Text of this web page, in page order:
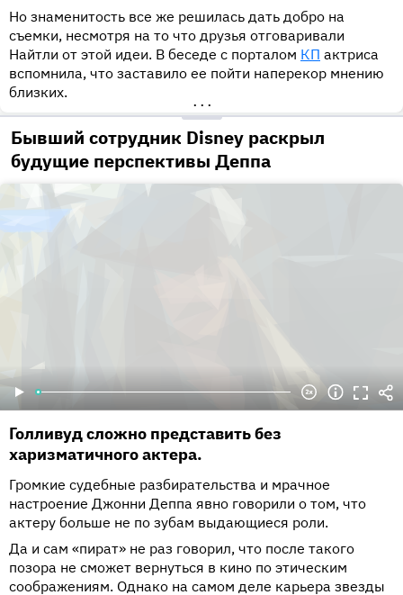
Но знаменитость все же решилась дать добро на
съемки, несмотря на то что друзья отговаривали
Найтли от этой идеи. В беседе с порталом КП актриса
вспомнила, что заставило ее пойти наперекор мнению
близких.
•••
Бывший сотрудник Disney раскрыл
будущие перспективы Деппа
Голливуд сложно представить без
харизматичного актера.
Громкие судебные разбирательства и мрачное
настроение Джонни Деппа явно говорили о том, что
актеру больше не по зубам выдающиеся роли.
Да и сам «пират» не раз говорил, что после такого
позора не сможет вернуться в кино по этическим
соображениям. Однако на самом деле карьера звезды